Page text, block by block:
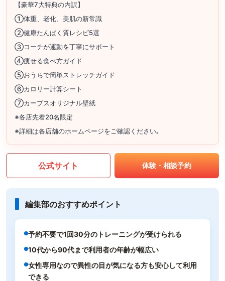
【豪華7大特典の内訳】
①体重、老化、美肌の新常識
②健康たんぱく質レシピ5選
③コーチが運動を丁寧にサポート
④痩せる食べ方ガイド
⑤おうちで簡単ストレッチガイド
⑥カロリー計算シート
⑦カーブスオリジナル壁紙
※各店先着20名限定
※詳細は各店舗のホームページをご確認ください｡
公式サイト 体験・相談予約
編集部のおすすめポイント
予約不要で1回30分のトレーニングが受けられる
10代から90代まで利用者の年齢が幅広い
女性専用なので異性の目が気になる方も安心して利用
できる